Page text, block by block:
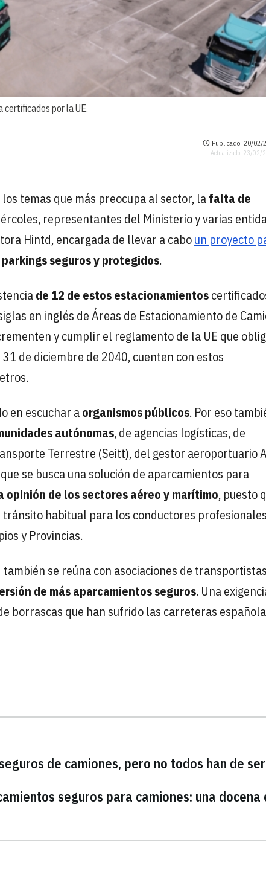
certificados por la UE.
Publicado: 20/02/
Actualizado: 23/02/
temas que más preocupa al sector, lafalta de
representantes del Ministerio y varias
Hintd, encargada de llevar a caboun proyecto
seguros y protegidos.
de 12 de estos estacionamientos
en inglés de Áreas de Estacionamiento de
y cumplir el reglamento de la UE que
de diciembre de 2040, cuenten con estos
en escuchar aorganismos públicos. Por eso
autónomas, de agencias logísticas, de
Terrestre (Seitt), del gestor aeroportuario
se busca una solución de aparcamientos para
opinión de los sectores aéreo y marítimo, puesto
habitual para los conductores
y Provincias.
se reúna con asociaciones de
de más aparcamientos seguros. Una
borrascas que han sufrido las carreteras
de camiones, pero no todos han de ser
seguros para camiones: una docena